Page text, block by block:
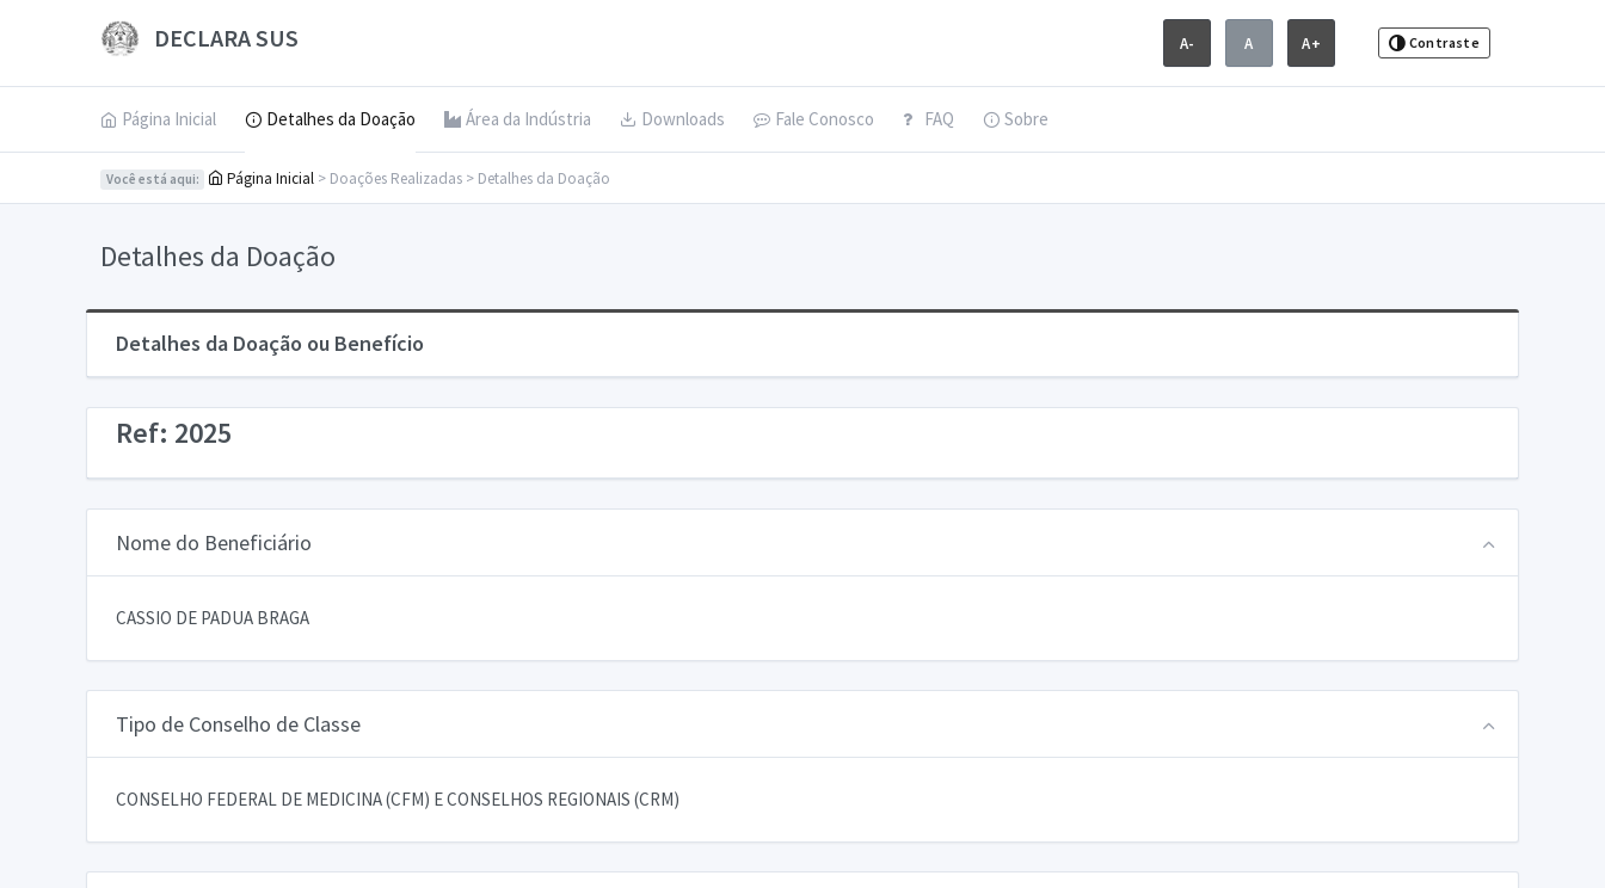
DECLARA SUS A- A A+ Contraste
Página Inicial Detalhes da Doação Área da Indústria Downloads Fale Conosco FAQ Sobre
Você está aqui: Página Inicial > Doações Realizadas > Detalhes da Doação
Detalhes da Doação
Detalhes da Doação ou Benefício
Ref: 2025
Nome do Beneficiário
CASSIO DE PADUA BRAGA
Tipo de Conselho de Classe
CONSELHO FEDERAL DE MEDICINA (CFM) E CONSELHOS REGIONAIS (CRM)